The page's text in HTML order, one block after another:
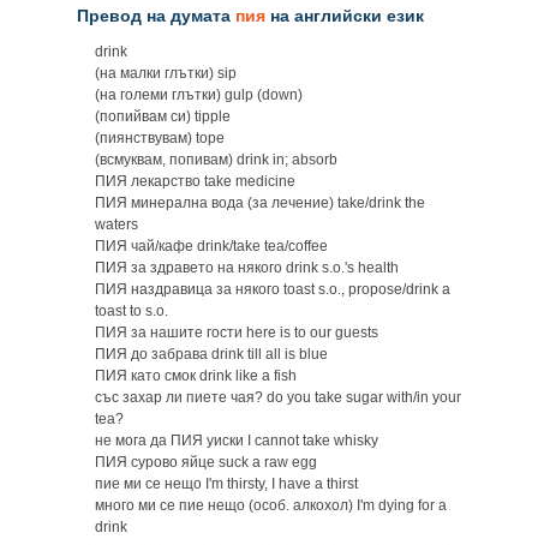
Превод на думата пия на английски език
drink
(на малки глътки) sip
(на големи глътки) gulp (down)
(попийвам си) tipple
(пиянствувам) tope
(всмуквам, попивам) drink in; absorb
ПИЯ лекарство take medicine
ПИЯ минерална вода (за лечение) take/drink the
waters
ПИЯ чай/кафе drink/take tea/coffee
ПИЯ за здравето на някого drink s.o.'s health
ПИЯ наздравица за някого toast s.o., propose/drink a
toast to s.o.
ПИЯ за нашите гости here is to our guests
ПИЯ до забрава drink till all is blue
ПИЯ като смок drink like a fish
със захар ли пиете чая? do you take sugar with/in your
tea?
не мога да ПИЯ уиски I cannot take whisky
ПИЯ сурово яйце suck a raw egg
пие ми се нещо I'm thirsty, I have a thirst
много ми се пие нещо (особ. алкохол) I'm dying for a
drink